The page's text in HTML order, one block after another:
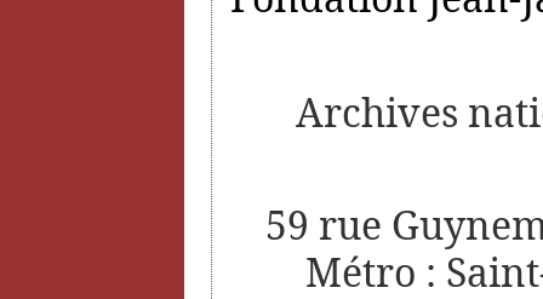
Archives
59 rue
Métro :